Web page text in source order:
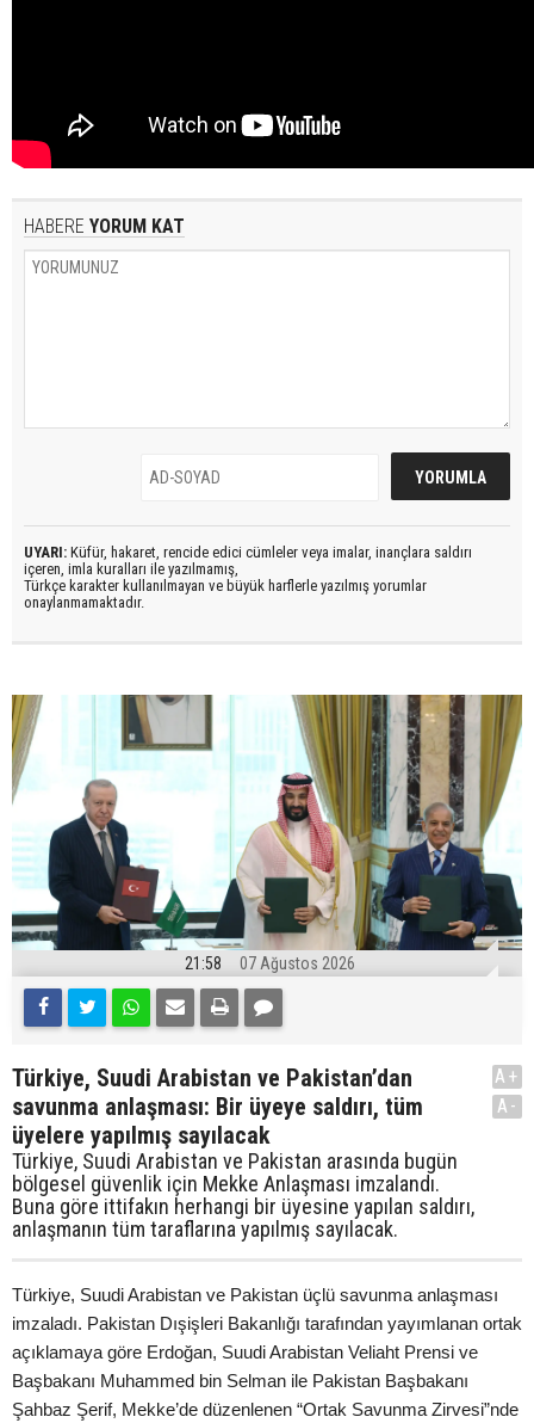
HABERE YORUM KAT
UYARI: Küfür, hakaret, rencide edici cümleler veya imalar, inançlara saldırı
içeren, imla kuralları ile yazılmamış,
Türkçe karakter kullanılmayan ve büyük harflerle yazılmış yorumlar
onaylanmamaktadır.
21:58 07 Ağustos 2026
Türkiye, Suudi Arabistan ve Pakistan’dan
savunma anlaşması: Bir üyeye saldırı, tüm
üyelere yapılmış sayılacak
Türkiye, Suudi Arabistan ve Pakistan arasında bugün
bölgesel güvenlik için Mekke Anlaşması imzalandı.
Buna göre ittifakın herhangi bir üyesine yapılan saldırı,
anlaşmanın tüm taraflarına yapılmış sayılacak.
A+
A-
Türkiye, Suudi Arabistan ve Pakistan üçlü savunma anlaşması
imzaladı. Pakistan Dışişleri Bakanlığı tarafından yayımlanan ortak
açıklamaya göre Erdoğan, Suudi Arabistan Veliaht Prensi ve
Başbakanı Muhammed bin Selman ile Pakistan Başbakanı
Şahbaz Şerif, Mekke’de düzenlenen “Ortak Savunma Zirvesi”nde